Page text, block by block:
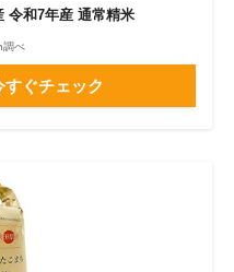
令和7年産 通常精米
調べ
ぐチェック